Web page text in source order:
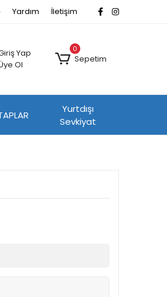
Yardım İletişim
Yap
Ol
0
Sepetim
Yurtdışı
Sevkiyat